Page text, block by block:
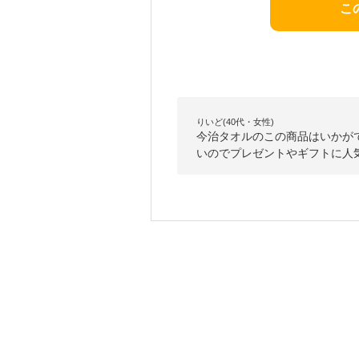
こ
りいど(40代・女性)
今治タオルのこの商品はいか
いのでプレゼントやギフトに人